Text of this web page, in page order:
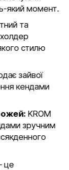
який момент.
та
стилю
зайвої
кендами
KROM
зручним
це